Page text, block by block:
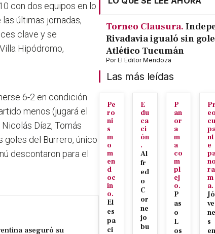
con dos equipos en lo
últimas jornadas,
clave y se
Hipódromo,
6-2 en condición
menos (jugará el
Díaz, Tomás
goles del Burrero, único
descontaron para el
aseguró su
Torneo Clausura.
Rivadavia igualó sin
Atlético Tucumán
PorEl Editor Mendoza
Las más leídas
Pe
ro
ni
s
m
o
m
en
d
oc
in
o.
El
es
pa
ci
E
du
ca
ci
ón
.
Al
fr
ed
o
C
or
ne
jo
bu
P
an
or
a
m
a
co
m
pl
ej
o.
P
as
o
L
os
Pr
eo
cu
nt
e
no
ra
m
a.
Jó
ve
ne
s
en